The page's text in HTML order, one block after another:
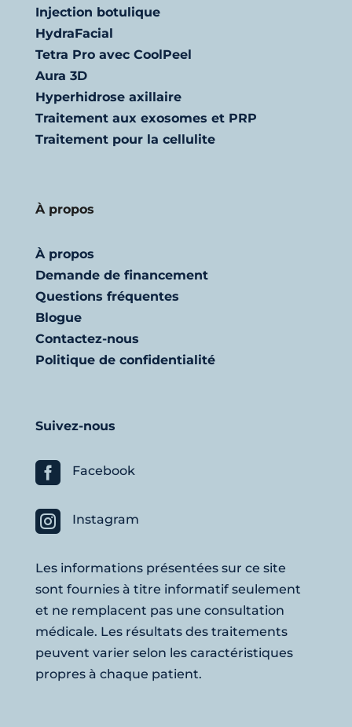
Injection botulique
HydraFacial
Tetra Pro avec CoolPeel
Aura 3D
Hyperhidrose axillaire
Traitement aux exosomes et PRP
Traitement pour la cellulite
À propos
À propos
Demande de financement
Questions fréquentes
Blogue
Contactez-nous
Politique de confidentialité
Suivez-nous
 Facebook
 Instagram
Les informations présentées sur ce site
sont fournies à titre informatif seulement
et ne remplacent pas une consultation
médicale. Les résultats des traitements
peuvent varier selon les caractéristiques
propres à chaque patient.